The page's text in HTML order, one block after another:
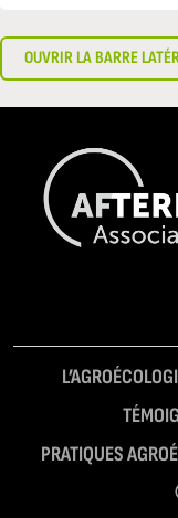
OUVRIR LA BARRE
PRATIQUES